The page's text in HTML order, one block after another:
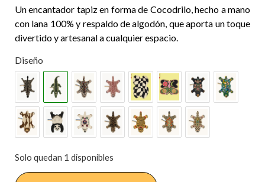
Un encantador tapiz en forma de Cocodrilo, hecho a mano
con lana 100% y respaldo de algodón, que aporta un toque
divertido y artesanal a cualquier espacio.
Diseño
Solo quedan 1 disponibles